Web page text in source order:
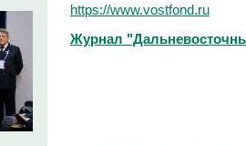
https://www.vostfond.ru
Журнал